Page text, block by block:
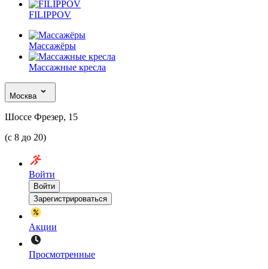
FILIPPOV
Массажёры
Массажные кресла
Москва
Шоссе Фрезер, 15
(с 8 до 20)
Войти
Войти
Зарегистрироваться
Акции
Просмотренные